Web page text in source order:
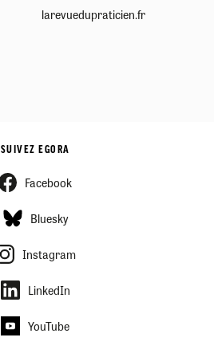
larevuedupraticien.fr
SUIVEZ EGORA
Facebook
Bluesky
Instagram
LinkedIn
YouTube